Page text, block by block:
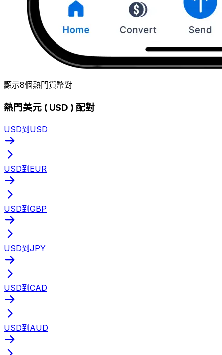
顯示8個熱門貨幣對
熱門美元 ( USD ) 配對
USD到USD
USD到EUR
USD到GBP
USD到JPY
USD到CAD
USD到AUD